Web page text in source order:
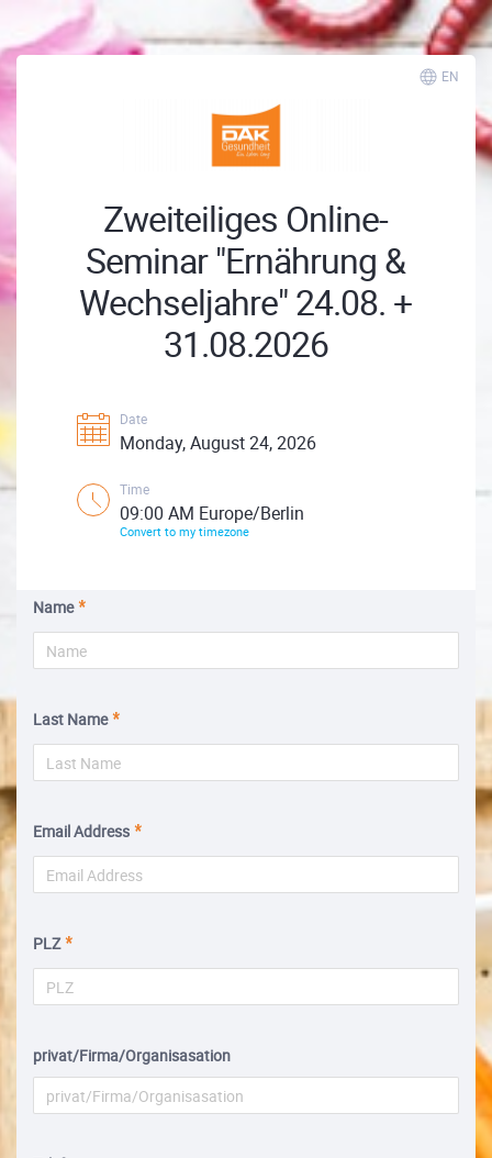
EN
Zweiteiliges Online-
Seminar "Ernährung &
Wechseljahre" 24.08. +
31.08.2026
Date
Monday, August 24, 2026
Time
09:00 AM Europe/Berlin
Convert to my timezone
Name
Last Name
Email Address
PLZ
privat/Firma/Organisasation